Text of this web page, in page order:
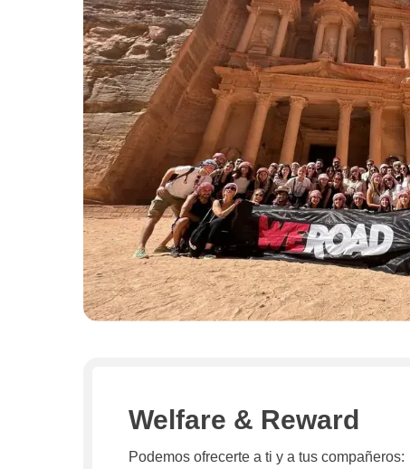
Welfare & Reward
Podemos ofrecerte a ti y a tus compañeros: